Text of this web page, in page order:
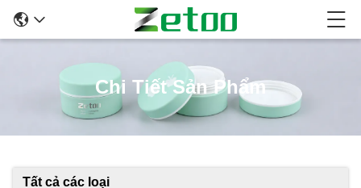
Chi Tiết Sản Phẩm
Tất cả các loại